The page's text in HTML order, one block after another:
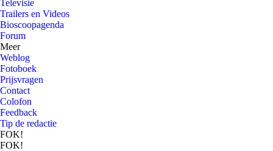
Televisie
Trailers en Videos
Bioscoopagenda
Forum
Meer
Weblog
Fotoboek
Prijsvragen
Contact
Colofon
Feedback
Tip de redactie
FOK!
FOK!